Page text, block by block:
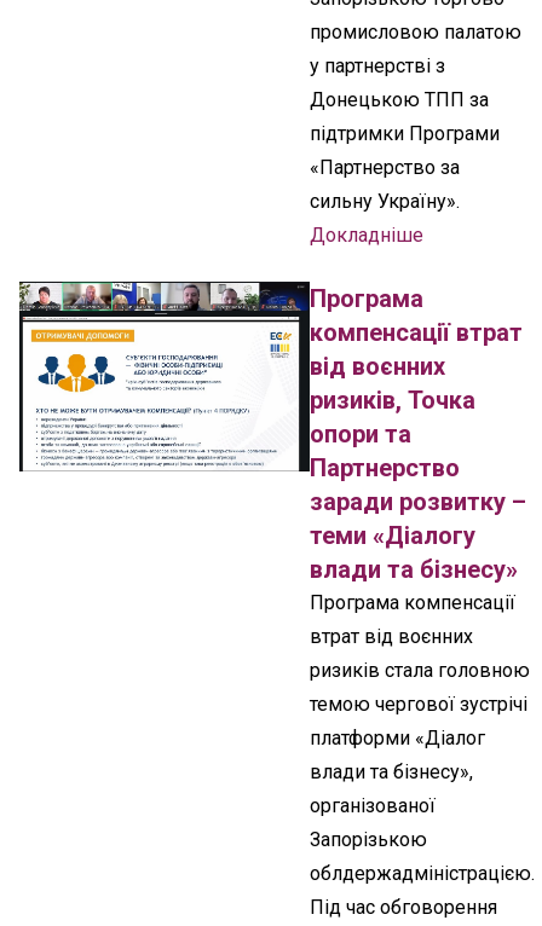
промисловою палатою
у партнерстві з
Донецькою ТПП за
підтримки Програми
«Партнерство за
сильну Україну».
Докладніше
Програма
компенсації втрат
від воєнних
ризиків, Точка
опори та
Партнерство
заради розвитку –
теми «Діалогу
влади та бізнесу»
Програма компенсації
втрат від воєнних
ризиків стала головною
темою чергової зустрічі
платформи «Діалог
влади та бізнесу»,
організованої
Запорізькою
облдержадміністрацією.
Під час обговорення